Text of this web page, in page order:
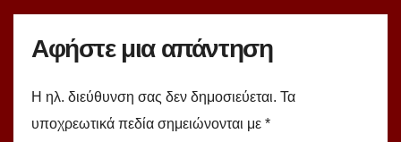
Αφήστε μια απάντηση
Η ηλ. διεύθυνση σας δεν δημοσιεύεται. Τα
υποχρεωτικά πεδία σημειώνονται με *